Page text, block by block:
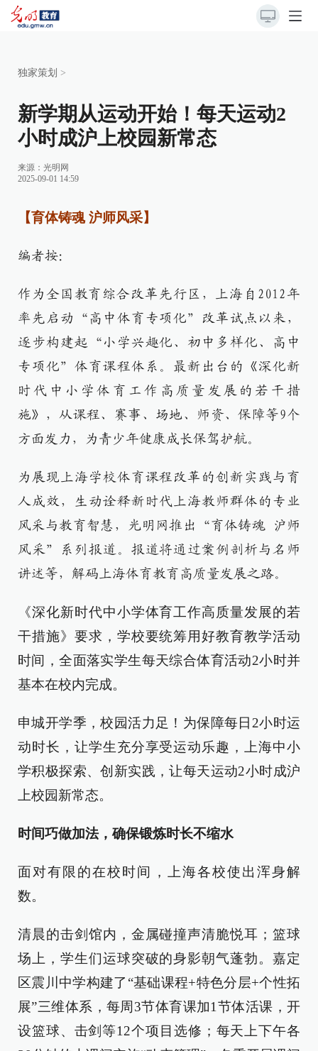
独家策划 >
新学期从运动开始！每天运动2
小时成沪上校园新常态
来源： 光明网
2025-09-01 14:59
【育体铸魂 沪师风采】
编者按：
作为全国教育综合改革先行区，上海自2012年
率先启动“高中体育专项化”改革试点以来，
逐步构建起“小学兴趣化、初中多样化、高中
专项化”体育课程体系。最新出台的《深化新
时代中小学体育工作高质量发展的若干措
施》，从课程、赛事、场地、师资、保障等9个
方面发力，为青少年健康成长保驾护航。
为展现上海学校体育课程改革的创新实践与育
人成效，生动诠释新时代上海教师群体的专业
风采与教育智慧，光明网推出“育体铸魂 沪师
风采”系列报道。报道将通过案例剖析与名师
讲述等，解码上海体育教育高质量发展之路。
《深化新时代中小学体育工作高质量发展的若
干措施》要求，学校要统筹用好教育教学活动
时间，全面落实学生每天综合体育活动2小时并
基本在校内完成。
申城开学季，校园活力足！为保障每日2小时运
动时长，让学生充分享受运动乐趣，上海中小
学积极探索、创新实践，让每天运动2小时成沪
上校园新常态。
时间巧做加法，确保锻炼时长不缩水
面对有限的在校时间，上海各校使出浑身解
数。
清晨的击剑馆内，金属碰撞声清脆悦耳；篮球
场上，学生们运球突破的身影朝气蓬勃。嘉定
区震川中学构建了“基础课程+特色分层+个性拓
展”三维体系，每周3节体育课加1节体活课，开
设篮球、击剑等12个项目选修；每天上下午各